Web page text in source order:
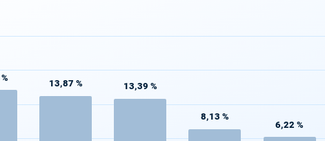
13,87 % 13,39 %
8,13 %
6,22 %